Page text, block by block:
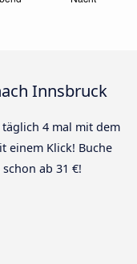
Innsbruck
4 mal mit dem
einem Klick! Buche
ab 31 €!